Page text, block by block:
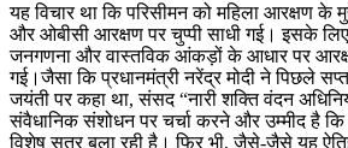
यह विचार था कि परिसीमन को महिला आरक्षण के
और ओबीसी आरक्षण पर चुप्पी साधी गई। इसके
जनगणना और वास्तविक आंकड़ों के आधार पर
गई।जैसा कि प्रधानमंत्री नरेंद्र मोदी ने पिछले
जयंती पर कहा था, संसद “नारी शक्ति वंदन
संवैधानिक संशोधन पर चर्चा करने और उम्मीद है
विशेष सत्र बुला रही है। फिर भी, जैसे-जैसे यह